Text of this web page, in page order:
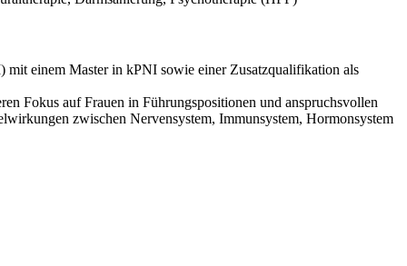
einem Master in kPNI sowie einer Zusatzqualifikation als
Fokus auf Frauen in Führungspositionen und anspruchsvollen
zwischen Nervensystem, Immunsystem, Hormonsystem